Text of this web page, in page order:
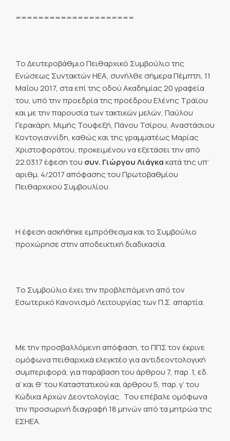
=====================
Το Δευτεροβάθμιο Πειθαρχικό Συμβούλιο της
Ενώσεως Συντακτών ΗΕΑ, συνήλθε σήμερα Πέμπτη, 11
Μαΐου 2017, στα επί της οδού Ακαδημίας 20 γραφεία
του, υπό την προεδρία της προέδρου Ελένης Τράϊου
και με την παρουσία των τακτικών μελών, Παύλου
Γερακάρη, Μιμής Τουφεξή, Πάνου Τσίρου, Αναστάσιου
Κοντογιαννίδη, καθώς και της γραμματέως Μαρίας
Χριστοφοράτου, προκειμένου να εξετάσει την από
22.03.17 έφεση του συν. Γιώργου Λιάγκακατά της υπ’
αριθμ. 4/2017 απόφασης του Πρωτοβαθμίου
Πειθαρχικού Συμβουλίου.
Η έφεση ασκήθηκε εμπρόθεσμα και το Συμβούλιο
προχώρησε στην αποδεικτική διαδικασία.
Το Συμβούλιο έχει την προβλεπόμενη από τον
Εσωτερικό Κανονισμό Λειτουργίας των Π.Σ. απαρτία.
Με την προσβαλλόμενη απόφαση, το ΠΠΣ τον έκρινε
ομόφωνα πειθαρχικά ελεγκτέο για αντιδεοντολογική
συμπεριφορά, για παράβαση του άρθρου 7, παρ. 1, εδ.
α’ και θ’ του Καταστατικού και άρθρου 5, παρ. γ’ του
Κώδικα Αρχών Δεοντολογίας. Του επέβαλε ομόφωνα
την προσωρινή διαγραφή 18 μηνών από τα μητρώα της
ΕΣΗΕΑ.